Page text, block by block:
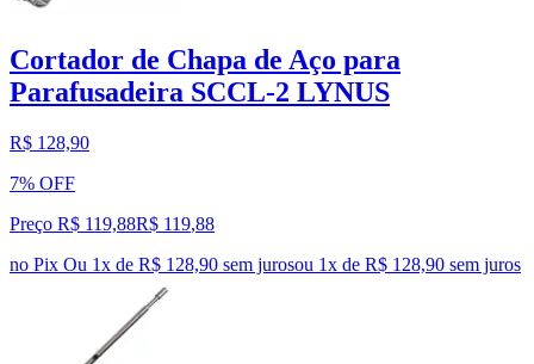
Cortador de Chapa de Aço para
Parafusadeira SCCL-2 LYNUS
R$ 128,90
7% OFF
Preço R$ 119,88R$ 119,88
no Pix Ou 1x de R$ 128,90 sem jurosou 1x de R$ 128,90 sem juros